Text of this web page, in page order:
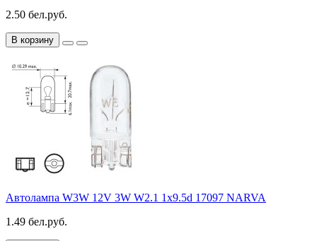
2.50 бел.руб.
В корзину
Автолампа W3W 12V 3W W2.1 1x9.5d 17097 NARVA
1.49 бел.руб.